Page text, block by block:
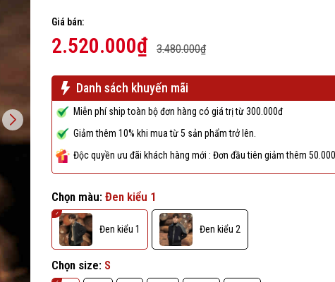
Giá bán:
2.520.000₫ 3.480.000₫
Danh sách khuyến mãi
Miễn phí ship toàn bộ đơn hàng có giá trị từ 300.000đ
Giảm thêm 10% khi mua từ 5 sản phẩm trở lên.
Độc quyền ưu đãi khách hàng mới : Đơn đầu tiên giảm thêm
Chọn màu: Đen kiểu 1
Đen kiểu 1 Đen kiểu 2
Chọn size: S